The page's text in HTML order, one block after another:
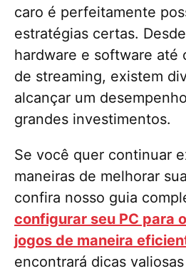
caro é perfeitamente
estratégias certas.
hardware e software até
de streaming, existem
alcançar um
grandes investimentos.
Se você quer continuar
maneiras de melhorar
confira nosso guia
configurar seu PC para
jogos de maneira
encontrará dicas